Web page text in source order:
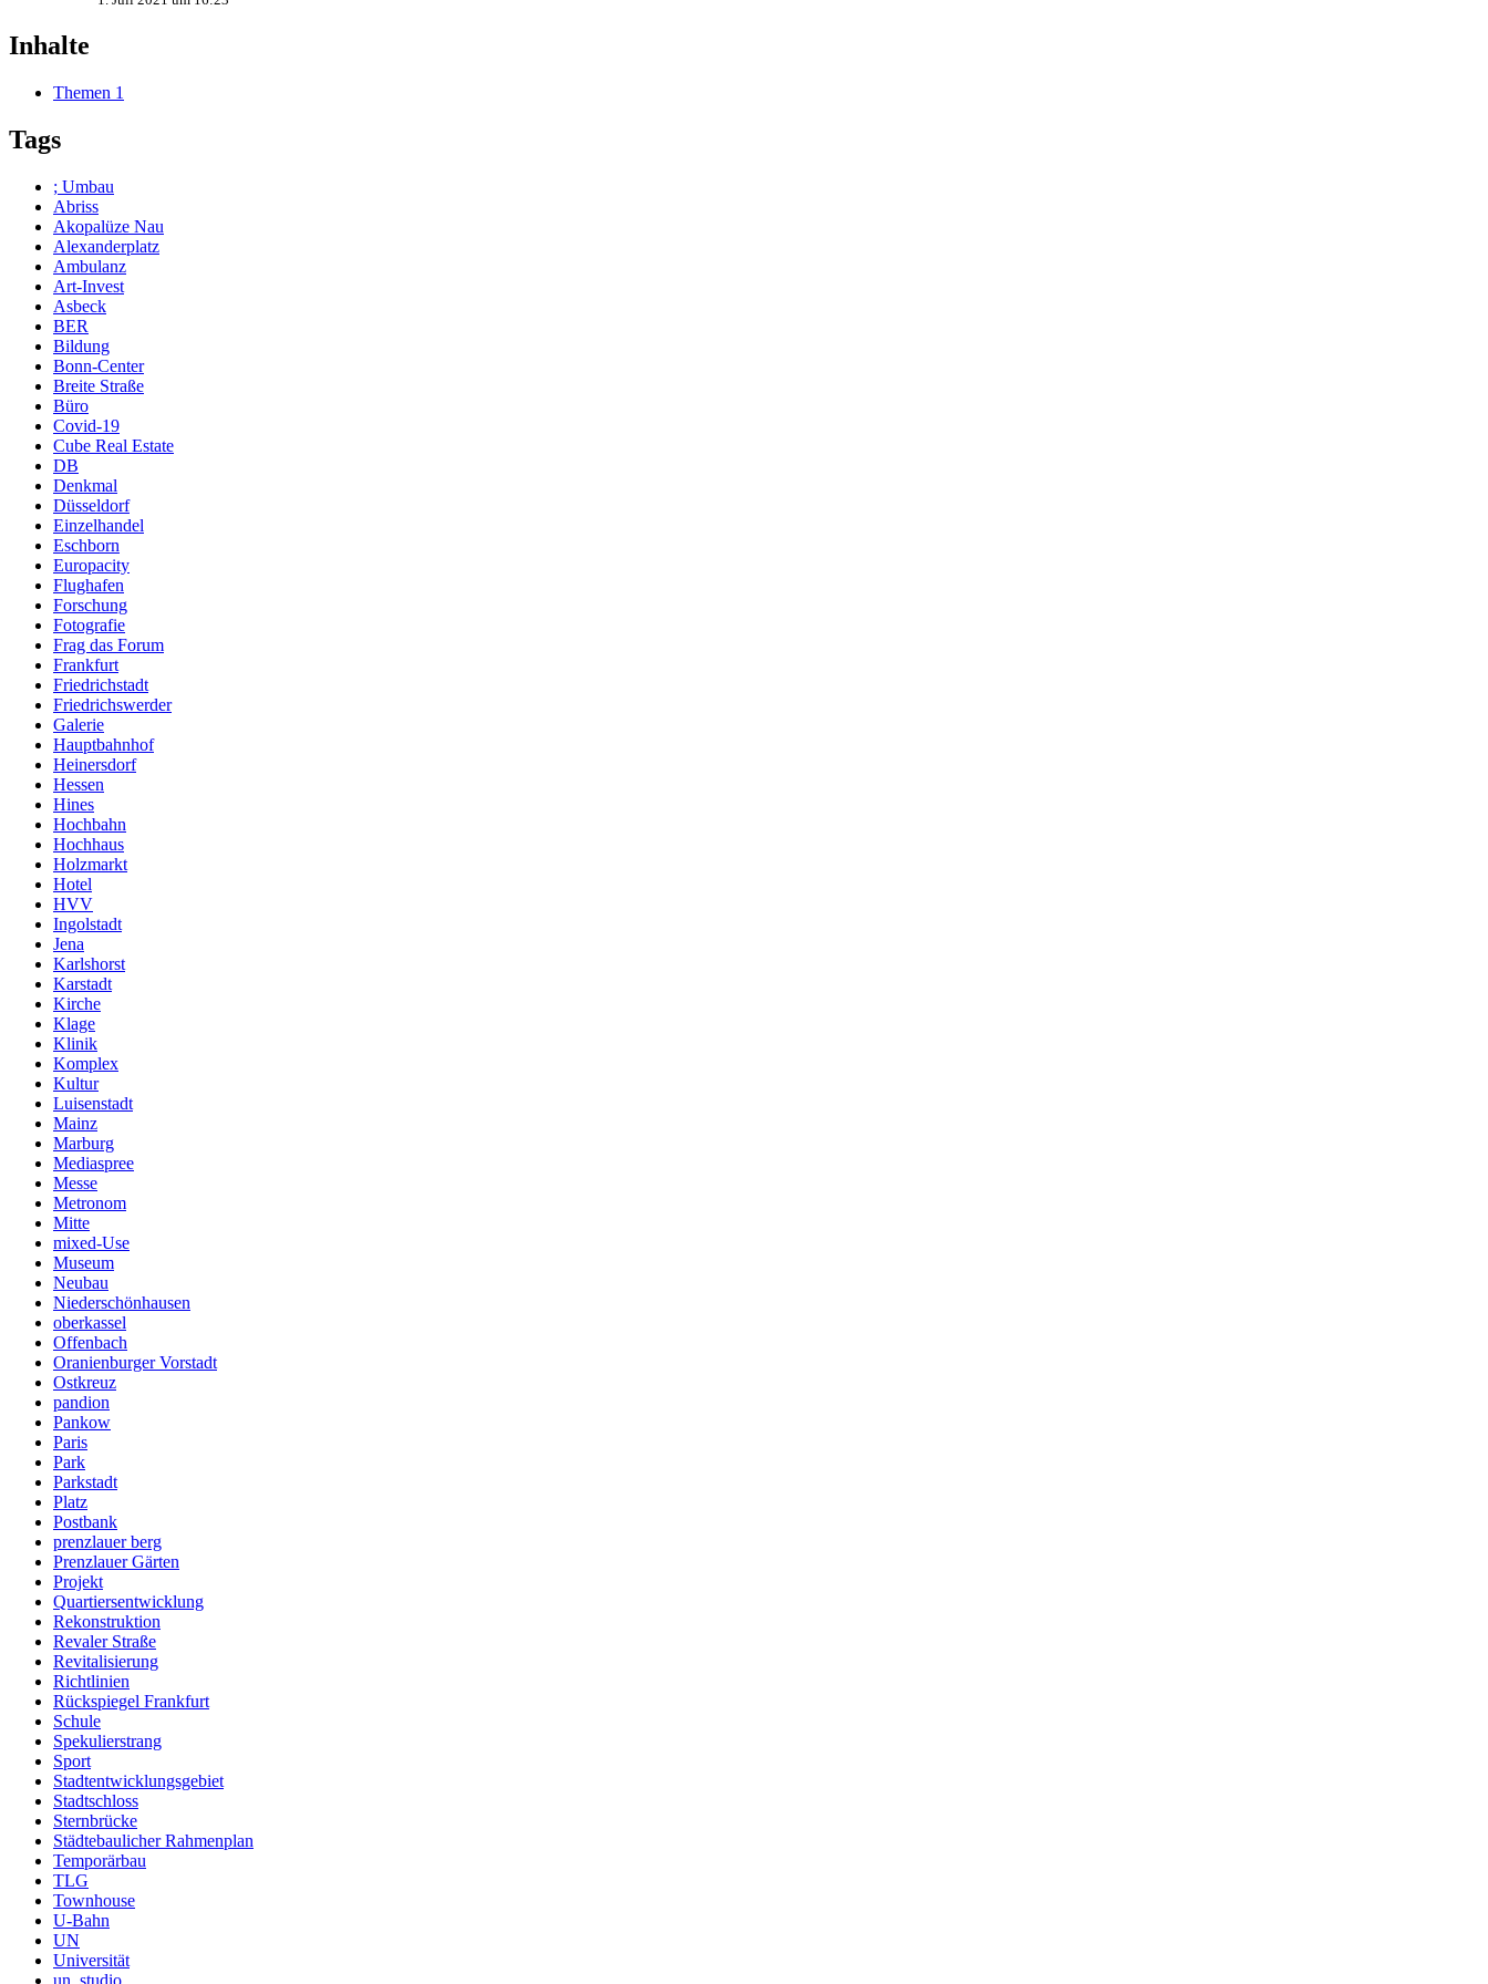
Inhalte
Themen 1
Tags
; Umbau
Abriss
Akopalüze Nau
Alexanderplatz
Ambulanz
Art-Invest
Asbeck
BER
Bildung
Bonn-Center
Breite Straße
Büro
Covid-19
Cube Real Estate
DB
Denkmal
Düsseldorf
Einzelhandel
Eschborn
Europacity
Flughafen
Forschung
Fotografie
Frag das Forum
Frankfurt
Friedrichstadt
Friedrichswerder
Galerie
Hauptbahnhof
Heinersdorf
Hessen
Hines
Hochbahn
Hochhaus
Holzmarkt
Hotel
HVV
Ingolstadt
Jena
Karlshorst
Karstadt
Kirche
Klage
Klinik
Komplex
Kultur
Luisenstadt
Mainz
Marburg
Mediaspree
Messe
Metronom
Mitte
mixed-Use
Museum
Neubau
Niederschönhausen
oberkassel
Offenbach
Oranienburger Vorstadt
Ostkreuz
pandion
Pankow
Paris
Park
Parkstadt
Platz
Postbank
prenzlauer berg
Prenzlauer Gärten
Projekt
Quartiersentwicklung
Rekonstruktion
Revaler Straße
Revitalisierung
Richtlinien
Rückspiegel Frankfurt
Schule
Spekulierstrang
Sport
Stadtentwicklungsgebiet
Stadtschloss
Sternbrücke
Städtebaulicher Rahmenplan
Temporärbau
TLG
Townhouse
U-Bahn
UN
Universität
un_studio